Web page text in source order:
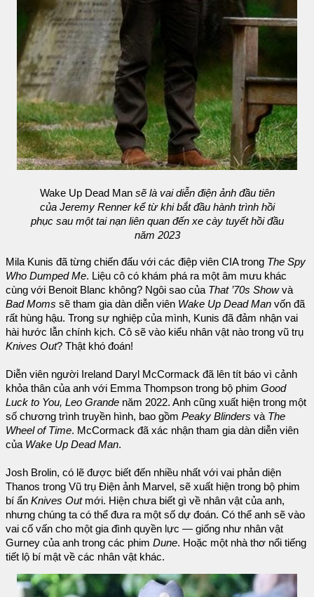
Wake Up Dead Man sẽ là vai diễn điện ảnh đầu tiên
của Jeremy Renner kể từ khi bắt đầu hành trình hồi
phục sau một tai nạn liên quan đến xe cày tuyết hồi đầu
năm 2023
Mila Kunis đã từng chiến đấu với các điệp viên CIA trong The Spy
Who Dumped Me. Liệu cô có khám phá ra một âm mưu khác
cùng với Benoit Blanc không? Ngôi sao của That ’70s Showvà
Bad Moms sẽ tham gia dàn diễn viên Wake Up Dead Man vốn đã
rất hùng hậu. Trong sự nghiệp của mình, Kunis đã đảm nhận vai
hài hước lẫn chính kịch. Cô sẽ vào kiểu nhân vật nào trong vũ trụ
Knives Out? Thật khó đoán!
Diễn viên người Ireland Daryl McCormack đã lên tít báo vì cảnh
khỏa thân của anh với Emma Thompson trong bộ phim Good
Luck to You, Leo Grande năm 2022. Anh cũng xuất hiện trong một
số chương trình truyền hình, bao gồm Peaky Blinders và The
Wheel of Time. McCormack đã xác nhận tham gia dàn diễn viên
của Wake Up Dead Man.
Josh Brolin, có lẽ được biết đến nhiều nhất với vai phản diện
Thanos trong Vũ trụ Điện ảnh Marvel, sẽ xuất hiện trong bộ phim
bí ẩn Knives Outmới. Hiện chưa biết gì về nhân vật của anh,
nhưng chúng ta có thể đưa ra một số dự đoán. Có thể anh sẽ vào
vai cố vấn cho một gia đình quyền lực — giống như nhân vật
Gurney của anh trong các phim Dune. Hoặc một nhà thơ nổi tiếng
tiết lộ bí mật về các nhân vật khác.